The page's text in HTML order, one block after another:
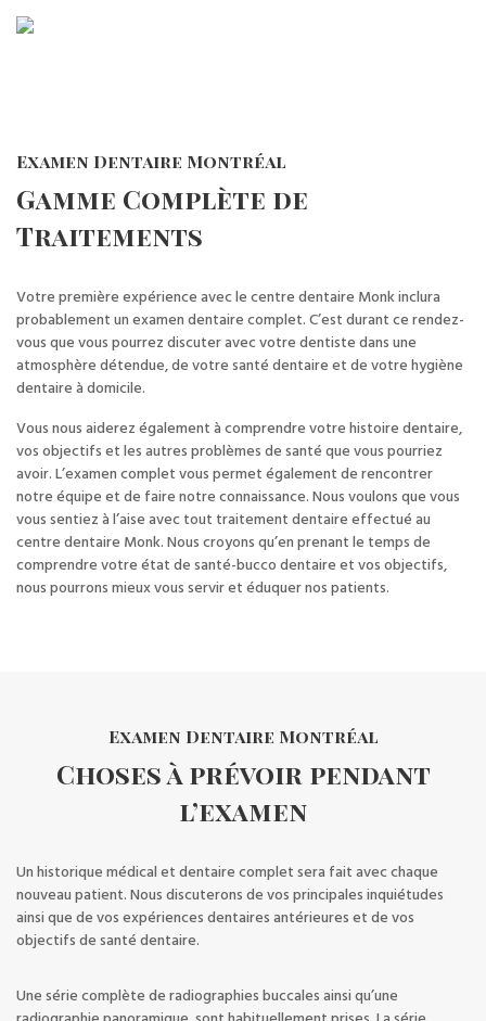
Examen Dentaire Montréal
Gamme Complète de
Traitements
Votre première expérience avec le centre dentaire Monk inclura
probablement un examen dentaire complet. C’est durant ce rendez-
vous que vous pourrez discuter avec votre dentiste dans une
atmosphère détendue, de votre santé dentaire et de votre hygiène
dentaire à domicile.
Vous nous aiderez également à comprendre votre histoire dentaire,
vos objectifs et les autres problèmes de santé que vous pourriez
avoir. L’examen complet vous permet également de rencontrer
notre équipe et de faire notre connaissance. Nous voulons que vous
vous sentiez à l’aise avec tout traitement dentaire effectué au
centre dentaire Monk. Nous croyons qu’en prenant le temps de
comprendre votre état de santé-bucco dentaire et vos objectifs,
nous pourrons mieux vous servir et éduquer nos patients.
Examen Dentaire Montréal
Choses à prévoir pendant
l’examen
Un historique médical et dentaire complet sera fait avec chaque
nouveau patient. Nous discuterons de vos principales inquiétudes
ainsi que de vos expériences dentaires antérieures et de vos
objectifs de santé dentaire.
Une série complète de radiographies buccales ainsi qu’une